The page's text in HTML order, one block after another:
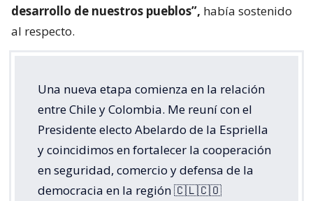
desarrollo de nuestros pueblos”, había sostenido
al respecto.
Una nueva etapa comienza en la relación
entre Chile y Colombia. Me reuní con el
Presidente electo Abelardo de la Espriella
y coincidimos en fortalecer la cooperación
en seguridad, comercio y defensa de la
democracia en la región 🇨🇱🇨🇴